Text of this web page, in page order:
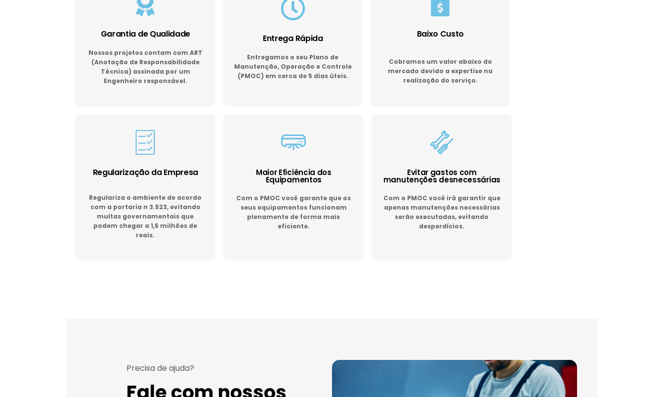
Garantia de Qualidade
Nossos projetos contam com ART
(Anotação de Responsabilidade
Técnica) assinada por um
Engenheiro responsável.
Entrega Rápida
Entregamos o seu Plano de
Manutenção, Operação e Controle
(PMOC) em cerca de 5 dias úteis.
Baixo Custo
Cobramos um valor abaixo do
mercado devido a expertise na
realização do serviço.
Regularização da Empresa
Regulariza o ambiente de acordo
com a portaria n 3.523, evitando
multas governamentais que
podem chegar a 1,5 milhões de
reais.
Maior Eficiência dos
Equipamentos
Com o PMOC você garante que os
seus equipamentos funcionam
plenamente de forma mais
eficiente.
Evitar gastos com
manutenções desnecessárias
Com o PMOC você irá garantir que
apenas manutenções necessárias
serão executadas, evitando
desperdícios.
Precisa de ajuda?